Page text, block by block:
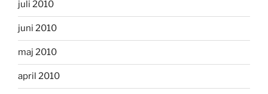
juli 2010
juni 2010
maj 2010
april 2010